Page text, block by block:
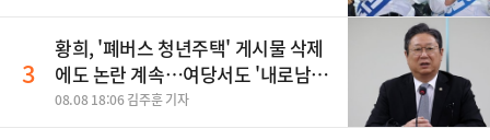
3
황희, '폐버스 청년주택' 게시물 삭제
에도 논란 계속…여당서도 '내로남
불' 비판
08.08 18:06 김주훈 기자